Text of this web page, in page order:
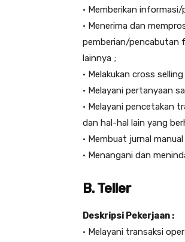
• Memberikan
• Menerima dan
pemberian/pencabutan
lainnya ;
• Melakukan cross
• Melayani pertanyaan
• Melayani pencetakan
dan hal-hal lain yang
• Membuat jurnal
• Menangani dan
B. Teller
Deskripsi Pekerjaan :
• Melayani transaksi